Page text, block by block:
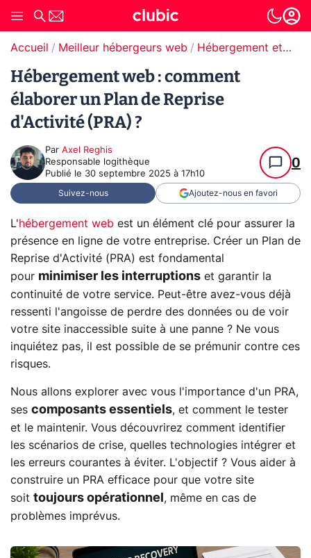
Accueil Meilleur hébergeurs web Hébergement et plan de reprise d'activité (PRA)
Hébergement web : comment
élaborer un Plan de Reprise
d'Activité (PRA) ?
Par Axel Reghis
Responsable logithèque
Publié le 30 septembre 2025 à 17h10
0
Suivez-nous Ajoutez-nous en favori
L'hébergement web est un élément clé pour assurer la
présence en ligne de votre entreprise. Créer un Plan de
Reprise d'Activité (PRA) est fondamental
pour minimiser les interruptions et garantir la
continuité de votre service. Peut-être avez-vous déjà
ressenti l'angoisse de perdre des données ou de voir
votre site inaccessible suite à une panne ? Ne vous
inquiétez pas, il est possible de se prémunir contre ces
risques.
Nous allons explorer avec vous l'importance d'un PRA,
ses composants essentiels, et comment le tester
et le maintenir. Vous découvrirez comment identifier
les scénarios de crise, quelles technologies intégrer et
les erreurs courantes à éviter. L'objectif ? Vous aider à
construire un PRA efficace pour que votre site
soit toujours opérationnel , même en cas de
problèmes imprévus.